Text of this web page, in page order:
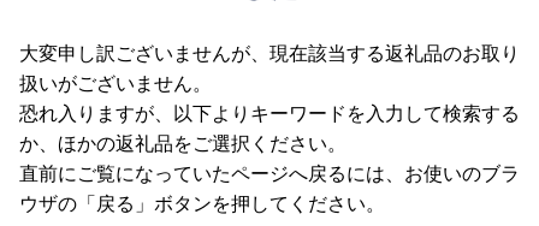
大変申し訳ございませんが、現在該当する返礼品のお取り
扱いがございません。
恐れ入りますが、以下よりキーワードを入力して検索する
か、ほかの返礼品をご選択ください。
直前にご覧になっていたページへ戻るには、お使いのブラ
ウザの「戻る」ボタンを押してください。